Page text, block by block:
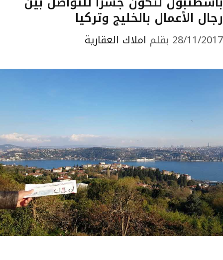
رجال الأعمال بالخليج وتركيا
28/11/2017 بقلم املاك العقارية